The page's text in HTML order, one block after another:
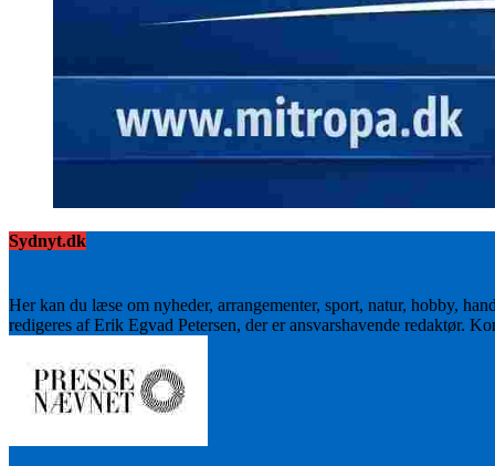
Sydnyt.dk
Her kan du læse om nyheder, arrangementer, sport, natur, hobby,
redigeres af Erik Egvad Petersen, der er ansvarshavende redaktør.